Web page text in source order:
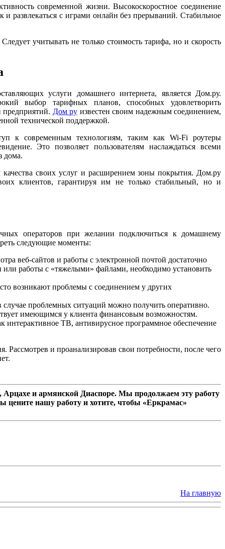
современной жизни. Высокоскоростное соединение
и развлекаться с играми онлайн без прерываний. Стабильное
учитывать не только стоимость тарифа, но и скорость
услуги домашнего интернета, является Дом.ру.
выбор тарифных планов, способных удовлетворить
предприятий. Дом ру известен своим надежным соединением,
технической поддержкой.
к современным технологиям, таким как Wi-Fi роутеры
Это позволяет пользователям наслаждаться всеми
дома.
своих услуг и расширением зоны покрытия. Дом.ру
клиентов, гарантируя им не только стабильный, но и
операторов при желании подключиться к домашнему
следующие моменты:
веб-сайтов и работы с электронной почтой достаточно
работы с «тяжелыми» файлами, необходимо установить
возникают проблемы с соединением у других
случае проблемных ситуаций можно получить оперативно.
имеющимся у клиента финансовым возможностям.
ТВ, антивирусное программное обеспечение
и проанализировав свои потребности, после чего
и армянской Диаспоре. Мы продолжаем эту работу
цените нашу работу и хотите, чтобы «Еркрамас»
На главную